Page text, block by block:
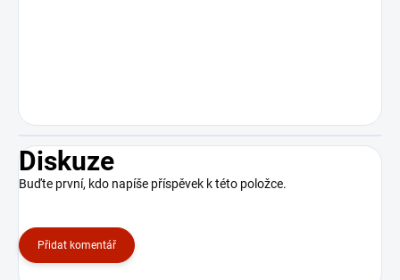
Diskuze
Buďte první, kdo napíše příspěvek k této položce.
Přidat komentář